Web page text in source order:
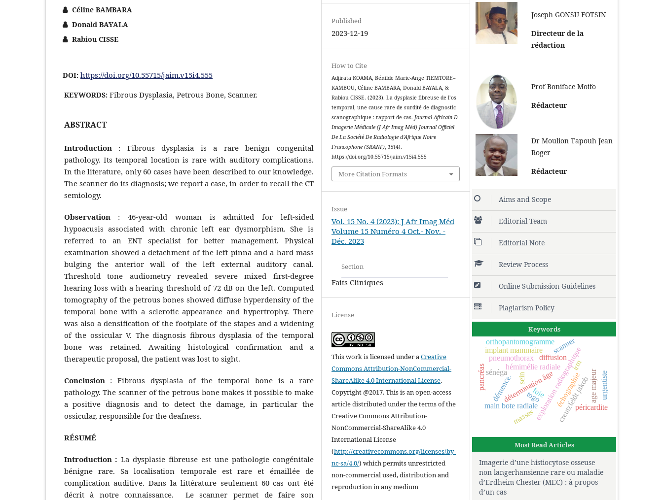
Céline BAMBARA
Donald BAYALA
Rabiou CISSE
DOI: https://doi.org/10.55715/jaim.v15i4.555
KEYWORDS: Fibrous Dysplasia, Petrous Bone, Scanner.
ABSTRACT
Introduction : Fibrous dysplasia is a rare benign congenital
pathology. Its temporal location is rare with auditory complications.
In the literature, only 60 cases have been described to our knowledge.
The scanner do its diagnosis; we report a case, in order to recall the CT
semiology.
Observation : 46-year-old woman is admitted for left-sided
hypoacusis associated with chronic left ear dysmorphism. She is
referred to an ENT specialist for better management. Physical
examination showed a detachment of the left pinna and a hard mass
bulging the anterior wall of the left external auditory canal.
Threshold tone audiometry revealed severe mixed first-degree
hearing loss with a hearing threshold of 72 dB on the left. Computed
tomography of the petrous bones showed diffuse hyperdensity of the
temporal bone with a sclerotic appearance and hypertrophy. There
was also a densification of the footplate of the stapes and a widening
of the ossicular V. The diagnosis fibrous dysplasia of the temporal
bone was retained. Awaiting histological confirmation and a
therapeutic proposal, the patient was lost to sight.
Conclusion : Fibrous dysplasia of the temporal bone is a rare
pathology. The scanner of the petrous bone makes it possible to make
a positive diagnosis and to detect the damage, in particular the
ossicular, responsible for the deafness.
RÉSUMÉ
Introduction :La dysplasie fibreuse est une pathologie congénitale
bénigne rare. Sa localisation temporale est rare et émaillée de
complication auditive. Dans la littérature seulement 60 cas ont été
décrit à notre connaissance. Le scanner permet de faire son
Published
2023-12-19
How to Cite
Adjirata KOAMA, Bénilde Marie-Ange TIEMTORE–
KAMBOU, Céline BAMBARA, Donald BAYALA, &
Rabiou CISSE. (2023). La dysplasie fibreuse de l’os
temporal, une cause rare de surdité de diagnostic
scanographique : rapport de cas. Journal Africain D
Imagerie Médicale (J Afr Imag Méd) Journal Officiel
De La Société De Radiologie d’Afrique Noire
Francophone (SRANF) 15(4).
https://doi.org/10.55715/jaim.v15i4.555
More Citation Formats
Issue
Vol. 15 No. 4 (2023): J Afr Imag Méd
Volume 15 Numéro 4 Oct.- Nov. -
Déc. 2023
Section
Faits Cliniques
License
This work is licensed under aCreative
Commons Attribution-NonCommercial-
ShareAlike 4.0 International License.
Copyright @2017. This is an open-access
article distributed under the terms of the
Creative Commons Attribution-
NonCommercial-ShareAlike 4.0
International License
(http://creativecommons.org/licenses/by-
nc-sa/4.0/) which permits unrestricted
non-commercial used, distribution and
reproduction in any medium
Joseph GONSU FOTSIN
Directeur de la
rédaction
Prof Boniface Moifo
Rédacteur
Dr Moulion Tapouh Jean
Roger
Rédacteur
Aims and Scope
Editorial Team
Editorial Note
Review Process
Online Submission Guidelines
Plagiarism Policy
Keywords
creutzfeldt jakob
détermination âgeexploration radiographique
main bote radiale
hémimélie radiale
démence.
diffusion
irm
implant mammaire
orthopantomogramme
sein échographiepéricardite
foie
sénéga
scanner
pancréas
masses
togo age majeur
pneumothorax
urgentiste
Most Read Articles
Imagerie d’une histiocytose osseuse
non langerhansienne rare ou maladie
d’Erdheim-Chester (MEC) : à propos
d’un cas